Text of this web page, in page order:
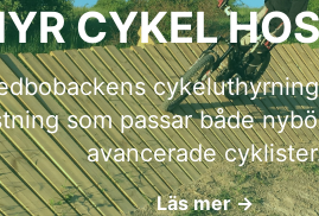
CYKEL
som passar både
avancerade
Läs mer→